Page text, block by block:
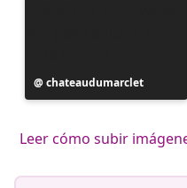
Publicación
realizada
chateaudumarclet
Leer cómo subir